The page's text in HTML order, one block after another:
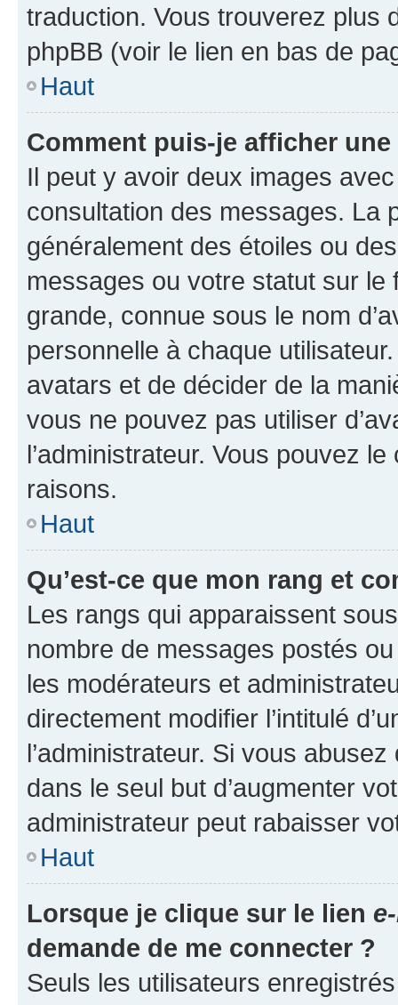
traduction. Vous trouverez plus
phpBB (voir le lien en bas de
Haut
Comment puis-je afficher
Il peut y avoir deux images
consultation des messages. La
généralement des étoiles ou
messages ou votre statut sur
grande, connue sous le nom
personnelle à chaque utilisateur.
avatars et de décider de la
vous ne pouvez pas utiliser
l’administrateur. Vous pouvez
raisons.
Haut
Qu’est-ce que mon rang et
Les rangs qui apparaissent
nombre de messages postés
les modérateurs et
directement modifier l’intitulé
l’administrateur. Si vous
dans le seul but d’augmenter
administrateur peut rabaisser
Haut
Lorsque je clique sur le lien
demande de me connecter ?
Seuls les utilisateurs